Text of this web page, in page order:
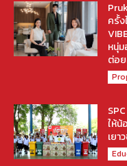
ครั้ง
หนุ่ม
ต่อ
ให้น้
เยา